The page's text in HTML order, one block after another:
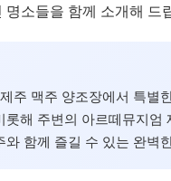
소들을 함께 소개해 드
주 맥주 양조장에서 특별
롯해 주변의 아르떼뮤지엄
와 함께 즐길 수 있는 완벽